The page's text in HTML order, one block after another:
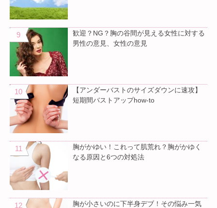
歓迎？NG？胸の谷間が見える女性に対する
男性の意見、女性の意見
【アンダーバストのサイズダウンに速攻】
短期間バストアップhow-to
胸がかゆい！これって肌荒れ？胸がかゆく
なる原因と6つの対処法
胸が小さいのに下半身デブ！その悩み一気